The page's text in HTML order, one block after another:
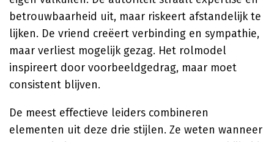
betrouwbaarheid uit, maar riskeert afstandelijk te
lijken. De vriend creëert verbinding en sympathie,
maar verliest mogelijk gezag. Het rolmodel
inspireert door voorbeeldgedrag, maar moet
consistent blijven.
De meest effectieve leiders combineren
elementen uit deze drie stijlen. Ze weten wanneer